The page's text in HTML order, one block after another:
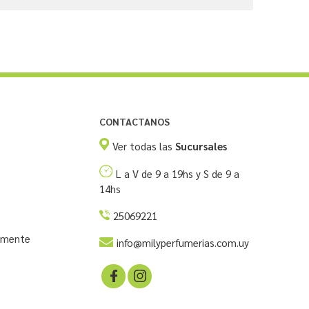
CONTACTANOS
Ver todas las Sucursales
L a V de 9 a 19hs y S de 9 a
14hs
25069221
info@milyperfumerias.com.uy